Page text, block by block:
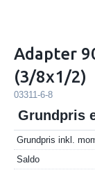
Adapter
(3/8x1/2)
03311-6-8
Grundpris
Grundpris inkl.
Saldo